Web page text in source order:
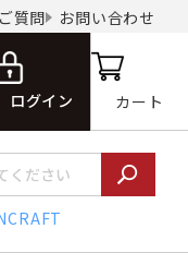
質問 お問い合わせ
ログイン カート